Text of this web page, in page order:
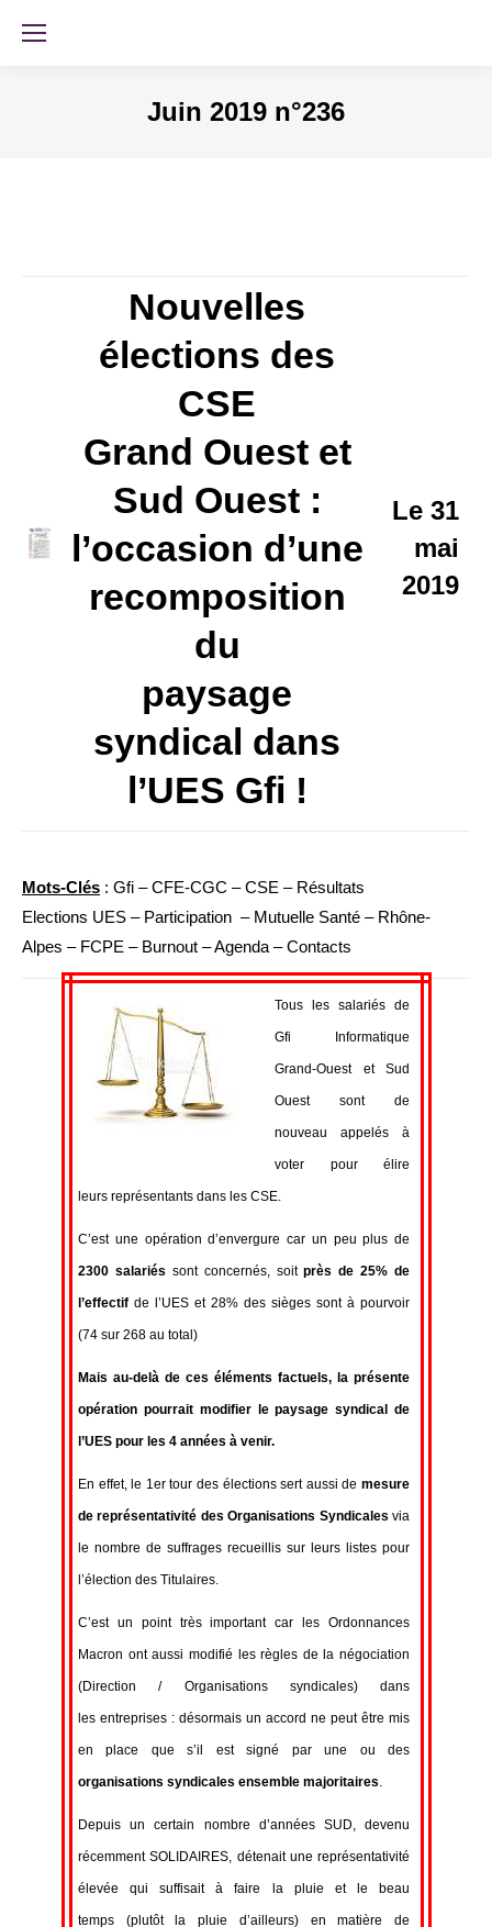
Juin 2019 n°236
Nouvelles
élections des
CSE
Grand Ouest et
Sud Ouest :
l’occasion d’une
recomposition
du
paysage
syndical dans
l’UES Gfi !
Le 31
mai
2019
Mots-Clés : Gfi – CFE-CGC – CSE – Résultats
Elections UES – Participation – Mutuelle Santé – Rhône-
Alpes – FCPE – Burnout – Agenda – Contacts
Tous les salariés de
Gfi Informatique
Grand-Ouest et Sud
Ouest sont de
nouveau appelés à
voter pour élire
leurs représentants dans les CSE.
C’est une opération d’envergure car un peu plus de
2300 salariés sont concernés, soitprès de 25% de
l’effectif de l’UES et 28% des sièges sont à pourvoir
(74 sur 268 au total)
Mais au-delà de ces éléments factuels, la présente
opération pourrait modifier le paysage syndical de
l’UES pour les 4 années à venir.
En effet, le 1er tour des élections sert aussi de mesure
de représentativité desOrganisations Syndicalesvia
le nombre de suffrages recueillis sur leurs listes pour
l’élection des Titulaires.
C’est un point très important car les Ordonnances
Macron ont aussi modifié les règles de la négociation
(Direction / Organisations syndicales) dans
les entreprises : désormais un accord ne peut être mis
en place que s’il est signé par une ou des
organisations syndicales ensemble majoritaires.
Depuis un certain nombre d’années SUD, devenu
récemment SOLIDAIRES, détenait une représentativité
élevée qui suffisait à faire la pluie et le beau
temps (plutôt la pluie d’ailleurs) en matière de